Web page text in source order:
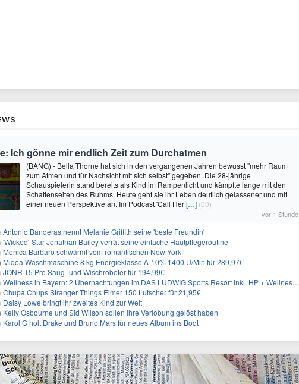
Ich gönne mir endlich Zeit zum Durchatmen
(BANG) - Bella Thorne hat sich in den vergangenen Jahren bewusst "mehr Raum
zum Atmen und für Nachsicht mit sich selbst" gegeben. Die 28-jährige
Schauspielerin stand bereits als Kind im Rampenlicht und kämpfte lange mit den
Schattenseiten des Ruhms. Heute geht sie ihr Leben deutlich gelassener und mit
einer neuen Perspektive an. Im Podcast 'Call Her[…] (00)
vor 1 Stunde
Antonio Banderas nennt Melanie Griffith seine 'beste Freundin'
'Wicked'-Star Jonathan Bailey verrät seine einfache Hautpflegeroutine
Monica Barbaro schwärmt vom romantischen New York
Midea Waschmaschine 8 kg Energieklasse A-10% 1400 U/Min für 289,97€
JONR T5 Pro Saug- und Wischroboter für 194,99€
Wellness in Bayern: 2 Übernachtungen im DAS LUDWIG Sports Resort inkl. HP + Wellness ab 174€ p.P.
Chupa Chups Stranger Things Eimer 150 Lutscher für 21,95€
Daisy Lowe bringt ihr zweites Kind zur Welt
Kelly Osbourne und Sid Wilson sollen ihre Verlobung gelöst haben
Karol G holt Drake und Bruno Mars für neues Album ins Boot